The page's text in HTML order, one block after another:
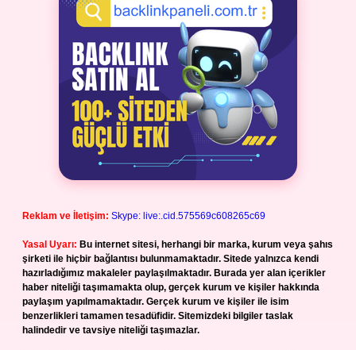
Reklam ve İletişim: Skype: live:.cid.575569c608265c69
Yasal Uyarı: Bu internet sitesi, herhangi bir marka, kurum veya şahıs
şirketi ile hiçbir bağlantısı bulunmamaktadır. Sitede yalnızca kendi
hazırladığımız makaleler paylaşılmaktadır. Burada yer alan içerikler
haber niteliği taşımamakta olup, gerçek kurum ve kişiler hakkında
paylaşım yapılmamaktadır. Gerçek kurum ve kişiler ile isim
benzerlikleri tamamen tesadüfidir. Sitemizdeki bilgiler taslak
halindedir ve tavsiye niteliği taşımazlar.